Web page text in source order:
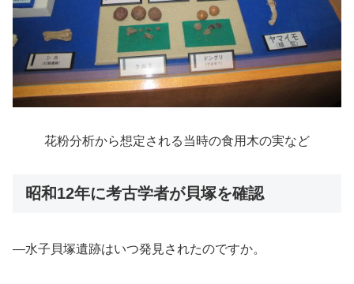
花粉分析から想定される当時の食用木の実など
昭和12年に考古学者が貝塚を確認
―水子貝塚遺跡はいつ発見されたのですか。